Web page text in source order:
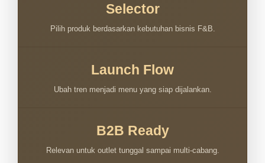
Selector
Pilih produk berdasarkan kebutuhan bisnis F&B.
Launch Flow
Ubah tren menjadi menu yang siap dijalankan.
B2B Ready
Relevan untuk outlet tunggal sampai multi-cabang.